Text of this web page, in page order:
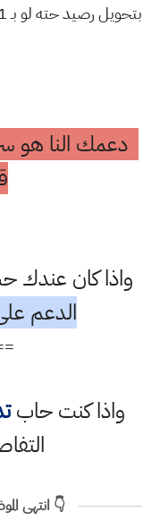
دعمك النا هو
واذا كان عندك
الدعم
واذا كنت حاب
👇 انتهى